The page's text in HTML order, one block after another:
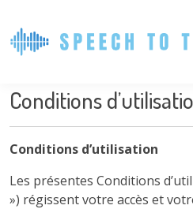
Conditions
Conditions d’utilisation
Les présentes Conditions
») régissent votre accès et